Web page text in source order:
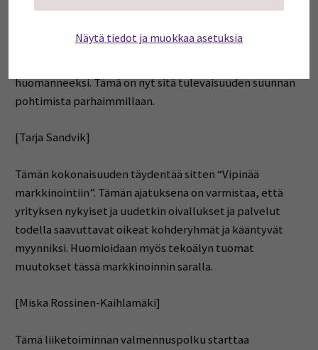
Näytä tiedot ja muokkaa asetuksia
ehkä jopa vähän ravistella niitä rutiineja ja tekemisiä. Me
mahdollisuuksia muun muassa vastuullisuuteen liittyen,
huomanneeksi. Tämä on nyt sitä tulevaisuuden suunnan
pohtimista parhaimmillaan.
[Tarja Sandvik]
Tämän kokonaisuuden täydentää sitten “Vipinää
markkinointiin”. Tämän ajatuksena on varmistaa, että
yrityksen nykyiset ja uudetkin oivallukset ja palvelut
todella saavuttavat oikeat kohderyhmät ja kääntyvät
myynniksi. Huomioidaan myös tekoälyn tuomat
muutokset tässä markkinoinnin saralla.
[Miska Rossinen-Kaihlamäki]
Tämä liiketoiminnan valmennuspolku starttaa